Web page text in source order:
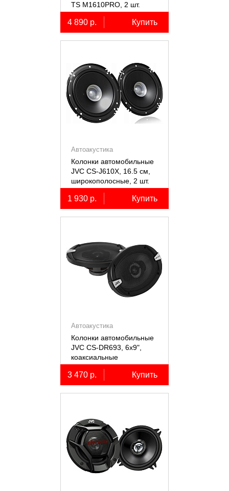
TS M1610PRO, 2 шт.
4 890 р. Купить
Автоакустика
Колонки автомобильные
JVC CS-J610X, 16.5 см,
широкополосные, 2 шт.
1 930 р. Купить
Автоакустика
Колонки автомобильные
JVC CS-DR693, 6х9",
коаксиальные
трёхполосные, 2 шт.
3 470 р. Купить